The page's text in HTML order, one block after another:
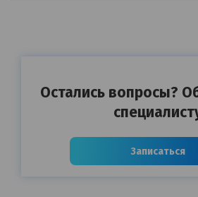
Остались вопросы?
Записаться